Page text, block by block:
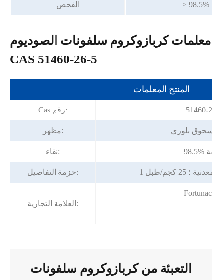
الفحص ≥ 98.5%
معلمات كربازوكروم سلفونات الصوديوم
CAS 51460-26-5
المنتج المعلمات
Cas رقم: 51460-26-5
مظهر: مسحوق بلوري
نقاء: دقيقة
حزمة التفاصيل: ؛ 25 كجم/طبل
العلامة التجارية:
التعبئة من كربازوكروم سلفونات